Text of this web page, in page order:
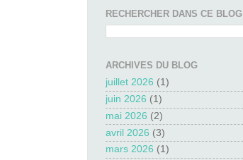
RECHERCHER DANS CE BLOG
ARCHIVES DU BLOG
juillet 2026 (1)
juin 2026 (1)
mai 2026 (2)
avril 2026 (3)
mars 2026 (1)